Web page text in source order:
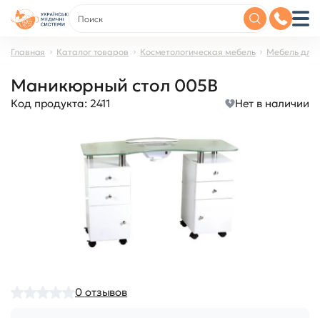
Главная Каталог товаров Косметологическая мебель Мебель
Маникюрный стол 005B
Код продукта: 2411 Нет в наличии
0 отзывов